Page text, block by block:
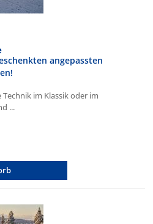
angepassten
im Klassik oder im
...